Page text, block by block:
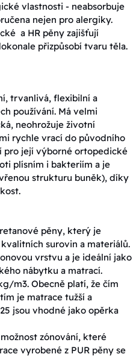
vlastnosti - neabsorbuje
nejen pro alergiky.
a HR pěny zajišťují
přizpůsobí tvaru těla.
trvanlivá, flexibilní a
používání. Má velmi
neohrožuje životní
rychle vrací do původního
pro její výborné ortopedické
plísním i bakteriím a je
strukturu buněk), díky
pěny, který je
surovin a materiálů.
vrstvu a je ideální jako
nábytku a matrací.
m3. Obecně platí, že čím
je matrace tužší a
jsou vhodné jako opěrka
zónování, které
vyrobené z PUR pěny se